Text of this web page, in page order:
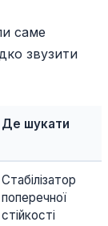
саме
звузити
Де шукати
Стабілізатор
поперечної
стійкості